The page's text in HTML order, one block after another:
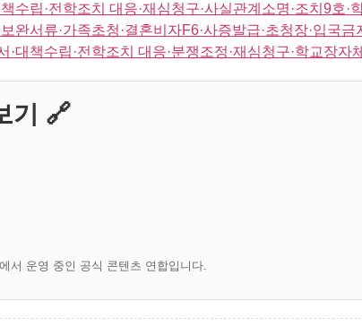
수립·전학조치 대응·재심청구·사실관계소명·조치9호·
완서류·가족초청·결혼비자F6·사증발급·초청장·입국
대책수립·전학조치 대응·분쟁조정·재심청구·학교장자
기 🔗
서 운영 중인 공식 콘텐츠 연합입니다.